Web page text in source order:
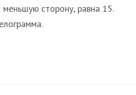
сторону, равна 15.